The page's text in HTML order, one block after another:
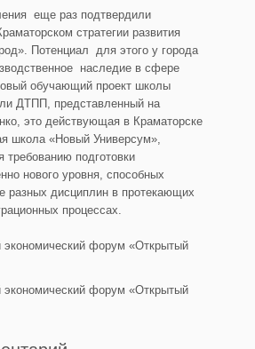
еще раз подтвердили
стратегии развития
Потенциал для этого у города
наследие в сфере
обучающий проект школы
ДТПП, представленный на
это действующая в Краматорске
школа «Новый Универсум»,
подготовки
нового уровня, способных
разных дисциплин в протекающих
процессах.